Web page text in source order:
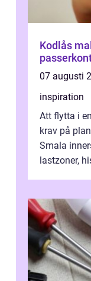
Kodlås malmö säker
07 augusti
inspiration
Att flytta i
krav på
Smala
lastzoner,